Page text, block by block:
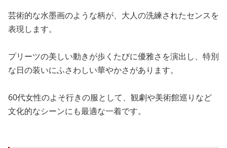
芸術的な水墨画のような柄が、大人の洗練されたセンスを
表現します。
プリーツの美しい動きが歩くたびに優雅さを演出し、特別
な日の装いにふさわしい華やかさがあります。
60代女性のよそ行きの服として、観劇や美術館巡りなど
文化的なシーンにも最適な一着です。